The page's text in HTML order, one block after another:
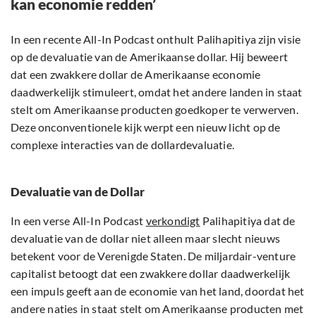
kan economie redden’
In een recente All-In Podcast onthult Palihapitiya zijn visie
op de devaluatie van de Amerikaanse dollar. Hij beweert
dat een zwakkere dollar de Amerikaanse economie
daadwerkelijk stimuleert, omdat het andere landen in staat
stelt om Amerikaanse producten goedkoper te verwerven.
Deze onconventionele kijk werpt een nieuw licht op de
complexe interacties van de dollardevaluatie.
Devaluatie van de Dollar
In een verse All-In Podcast verkondigt Palihapitiya dat de
devaluatie van de dollar niet alleen maar slecht nieuws
betekent voor de Verenigde Staten. De miljardair-venture
capitalist betoogt dat een zwakkere dollar daadwerkelijk
een impuls geeft aan de economie van het land, doordat het
andere naties in staat stelt om Amerikaanse producten met